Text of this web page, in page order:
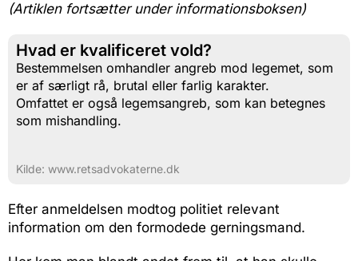
(Artiklen fortsætter under informationsboksen)
Hvad er kvalificeret vold?
Bestemmelsen omhandler angreb mod legemet, som
er af særligt rå, brutal eller farlig karakter.
Omfattet er også legemsangreb, som kan betegnes
som mishandling.
Kilde: www.retsadvokaterne.dk
Efter anmeldelsen modtog politiet relevant
information om den formodede gerningsmand.